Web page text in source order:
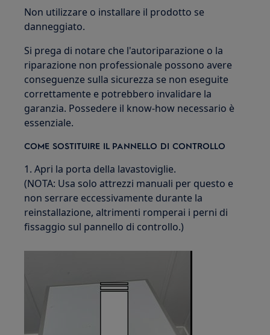
Non utilizzare o installare il prodotto se
danneggiato.
Si prega di notare che l'autoriparazione o la
riparazione non professionale possono avere
conseguenze sulla sicurezza se non eseguite
correttamente e potrebbero invalidare la
garanzia. Possedere il know-how necessario è
essenziale.
COME SOSTITUIRE IL PANNELLO DI CONTROLLO
1. Apri la porta della lavastoviglie.
(NOTA: Usa solo attrezzi manuali per questo e
non serrare eccessivamente durante la
reinstallazione, altrimenti romperai i perni di
fissaggio sul pannello di controllo.)